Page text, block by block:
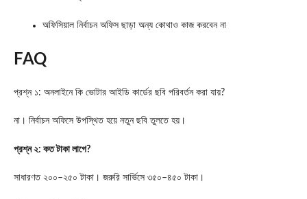
অফিসিয়াল নির্বাচন অফিস ছাড়া অন্য কোথাও কাজ করবেন না
FAQ
প্রশ্ন ১: অনলাইনে কি ভোটার আইডি কার্ডের ছবি পরিবর্তন করা যায়?
না। নির্বাচন অফিসে উপস্থিত হয়ে নতুন ছবি তুলতে হয়।
প্রশ্ন ২: কত টাকা লাগে?
সাধারণত ২০০–২৫০ টাকা। জরুরি সার্ভিসে ৩৫০–৪৫০ টাকা।